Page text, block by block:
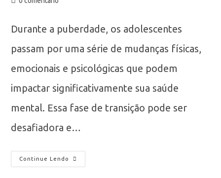
Durante a puberdade, os adolescentes
passam por uma série de mudanças físicas,
emocionais e psicológicas que podem
impactar significativamente sua saúde
mental. Essa fase de transição pode ser
desafiadora e…
Continue Lendo